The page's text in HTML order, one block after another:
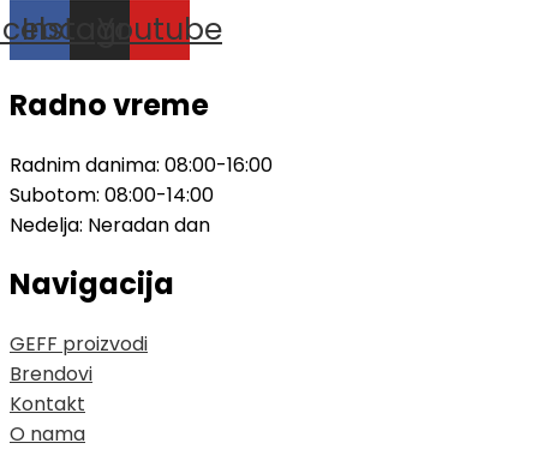
Instagram
Youtube
Radno vreme
Radnim danima: 08:00-16:00
Subotom: 08:00-14:00
Nedelja: Neradan dan
Navigacija
GEFF proizvodi
Brendovi
Kontakt
O nama